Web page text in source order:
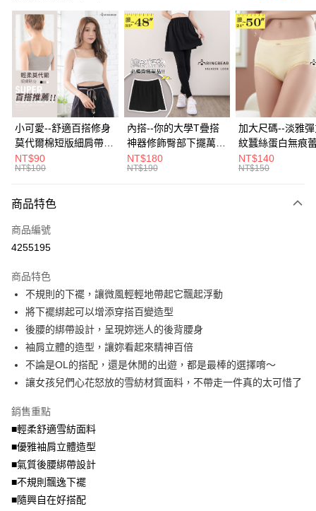
超商取貨付款
LINE Pay
Apple Pay
街口支付
悠遊付
Google Pay
全盈+PAY
大哥付你分期
【大哥付你分期使用說明】
1.本服務由台灣大哥大提供，台灣大哥大用戶可立即使用無須另外申請。
流程，驗證手機門號後，選擇欲分期的期數、繳款截止日，確認付款後即完
成交易。
3.實際核准額度、可分期數及費用金額請依後續交易確認頁面所載為準。
4.訂單成立30分鐘內，如未前往確認交易或遇審核未通過，訂單將自動取
法說明評估內容。
【繳款方式說明】
1.分期款項不併入電信帳單，「大哥付你分期」於每月結算日後寄送繳費提
醒簡訊。
2.透過簡訊連結打開帳單後，可選擇「超商條碼／台灣大直營門市／銀行轉
【注意事項】
1.本服務係由「台灣大哥大股份有限公司」（以下簡稱本公司）所提供，讓
用戶於交易時，得透過本服務購買商品或服務，並由商店將買賣／分期付款
買賣價金債權讓與本公司後，依約使用本公司帳單繳交帳款。
資料（包含姓名、電話或地址）提供予台灣大哥大進項蒐集、處理及利用，
由本公司與您本人進行分期帳單所需資料之確認、核對及更正。
AFTEE先享後付
【關於「AFTEE先享後付」】
AFTEE先享後付是「在收到商品之後才付款」的支付方式。 讓您購物簡單
便利好安心！
１．簡單：不需註冊會員、不需綁卡、不需儲值。
２．便利：只要手機號碼，簡訊認證，即可結帳。
３．安心：先確認商品／服務後，再付款。
【「AFTEE先享後付」結帳流程】
１．於結帳方式選擇「AFTEE先享後付」後，將跳轉至「AFTEE先享後付」
結帳頁面，進行簡訊認證並確認金額後，即可完成結帳。
３．收到繳費通知簡訊後14天內，點擊此簡訊中的連結，可透過四大超商／
ATM／網路銀行／等多元方式進行付款，方視為交易完成。
※ 請注意：結帳手續完成當下不需立刻繳費，但若您需要取消訂單，請聯絡
購買商品的店家。未經商家同意取消之訂單仍視為有效，需透過AFTEE先享
後付繳納相關費用。
※ 交易是否成功請以「AFTEE先享後付 」之結帳頁面顯示為準，若有關於
是否繳費成功／繳費後需取消欲退款等相關疑問，請聯繫「AFTEE先享後付
客戶支援中心」https://netprotections.freshdesk.com/support/home
ATM付款
全家取貨付款
每筆NT$70，滿NT$699(含以上)免運費
付款後全家取貨
每筆NT$70，滿NT$699(含以上)免運費
7-11取貨付款
每筆NT$70，滿NT$799(含以上)免運費
付款後7-11取貨
每筆NT$70，滿NT$699(含以上)免運費
小可愛--舒適百搭修身
莫代爾棉短版細肩帶素
色背心(白.黑.灰L-2L)-
U582眼圈熊中大尺碼
NT$90
NT$100
內搭--你的大學T疊搭
神器修飾臀部下擺萬用
內搭裙/遮臀裙(黑2L-
6L)-Q155眼圈熊中大
NT$180
NT$190
加大尺碼--淡雅
紋蠶絲蛋白無痕
角內褲(白.粉.藍.
3L)-L28眼圈熊中
NT$140
NT$150
商品特色
商品編號
4255195
商品特色
不規則的下襬，讓微風輕輕地帶起它飄起浮動
將下襬綁起可以增添穿搭百變造型
後腰的綁帶設計，呈現妳迷人的後背腰身
袖肩立體的造型，讓妳看起來精神百倍
不論是OL的搭配，還是休閒的出遊，都是最棒的選擇唷～
讓女孩兒們心花怒放的雪紡材質面料，不帶走一件真的太可惜了
銷售重點
■輕柔舒適雪紡面料
■優雅袖肩立體造型
■氣質後腰綁帶設計
■不規則飄逸下襬
■隨興自在好搭配